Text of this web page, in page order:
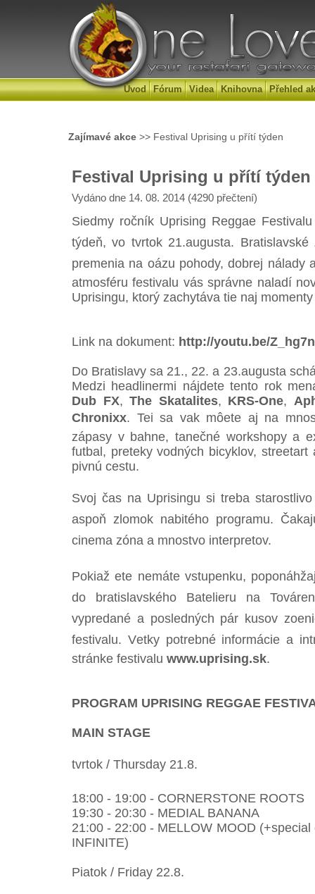
Úvod Fórum Videa Knihovna Přehled
Zajímavé akce >> Festival Uprising u přítí týden
Festival Uprising u přítí týden
Vydáno dne 14. 08. 2014 (4290 přečtení)
Siedmy ročník Uprising Reggae
týdeň, vo tvrtok 21.augusta.
premenia na oázu pohody, dobrej nálady
atmosféru festivalu vás správne naladí
Uprisingu, ktorý zachytáva tie naj
Link na dokument: http://youtu.be/
Do Bratislavy sa 21., 22. a 23.augusta
Medzi headlinermi nájdete tento rok
Dub FX, The Skatalites, KRS-One,
Chronixx. Tei sa vak môete aj na
zápasy v bahne, tanečné workshopy a
futbal, preteky vodných bicyklov,
pivnú cestu.
Svoj čas na Uprisingu si treba starostlivo
aspoň zlomok nabitého programu.
cinema zóna a mnostvo interpretov.
Pokiaž ete nemáte vstupenku,
do bratislavského Batelieru na
vypredané a posledných pár kusov
festivalu. Vetky potrebné informácie a
stránke festivalu www.uprising.sk.
PROGRAM UPRISING REGGAE
MAIN STAGE
tvrtok / Thursday 21.8.
18:00 - 19:00 - CORNERSTONE ROOTS
19:30 - 20:30 - MEDIAL BANANA
21:00 - 22:00 - MELLOW MOOD
INFINITE)
Piatok / Friday 22.8.